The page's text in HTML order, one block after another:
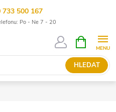
733 500 167
Po - Ne 7 - 20
HLEDAT
NÁKUPNÍ
KOŠÍK